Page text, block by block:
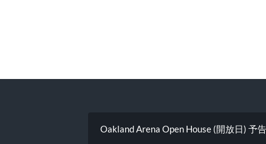
Oakland Arena Open House (開放日) 予